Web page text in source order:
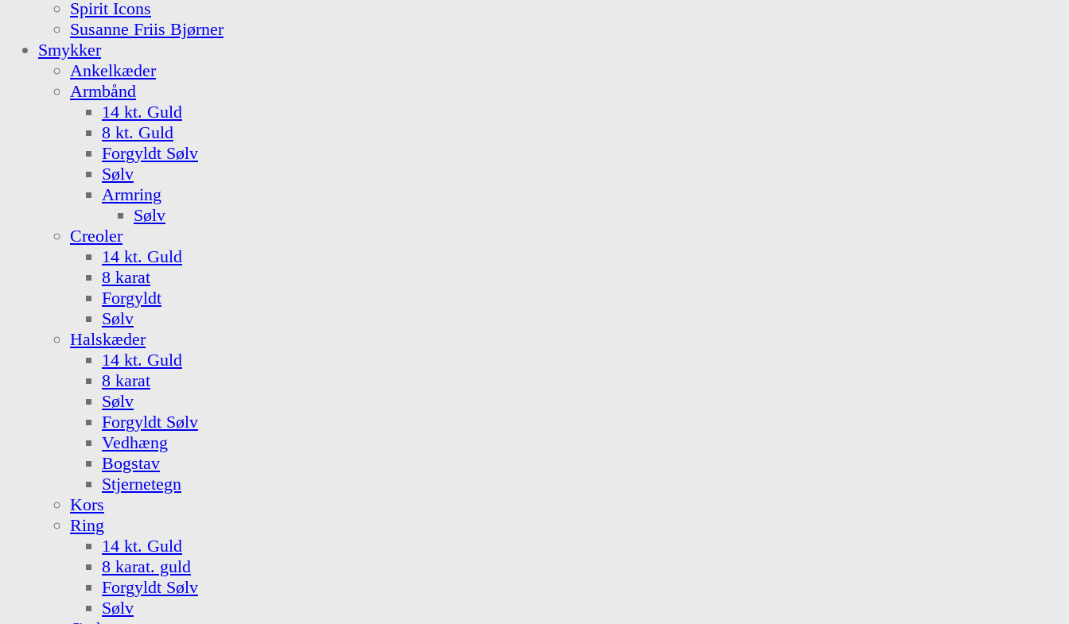
Spirit Icons
Susanne Friis Bjørner
Smykker
Ankelkæder
Armbånd
14 kt. Guld
8 kt. Guld
Forgyldt Sølv
Sølv
Armring
Sølv
Creoler
14 kt. Guld
8 karat
Forgyldt
Sølv
Halskæder
14 kt. Guld
8 karat
Sølv
Forgyldt Sølv
Vedhæng
Bogstav
Stjernetegn
Kors
Ring
14 kt. Guld
8 karat. guld
Forgyldt Sølv
Sølv